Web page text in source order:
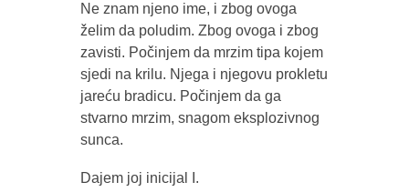
Ne znam njeno ime, i zbog ovoga
želim da poludim. Zbog ovoga i zbog
zavisti. Počinjem da mrzim tipa kojem
sjedi na krilu. Njega i njegovu prokletu
jareću bradicu. Počinjem da ga
stvarno mrzim, snagom eksplozivnog
sunca.
Dajem joj inicijal I.